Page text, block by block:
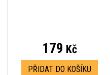
179 Kč
PŘIDAT DO KOŠÍKU